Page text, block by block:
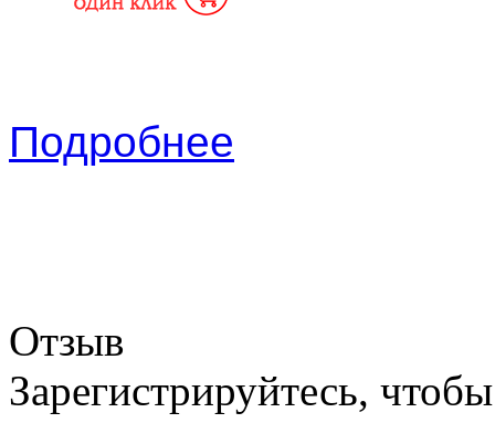
Подробнее
Отзыв
Зарегистрируйтесь,